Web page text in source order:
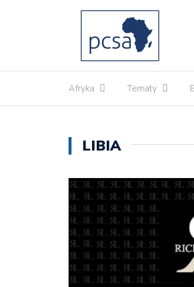
Afryka Tematy
LIBIA